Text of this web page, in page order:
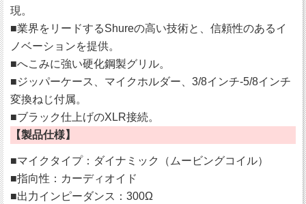
現。
■業界をリードするShureの高い技術と、信頼性のあるイ
ノベーションを提供。
■へこみに強い硬化鋼製グリル。
■ジッパーケース、マイクホルダー、3/8インチ-5/8インチ
変換ねじ付属。
■ブラック仕上げのXLR接続。
【製品仕様】
■マイクタイプ：ダイナミック（ムービングコイル）
■指向性：カーディオイド
■出力インピーダンス：300Ω